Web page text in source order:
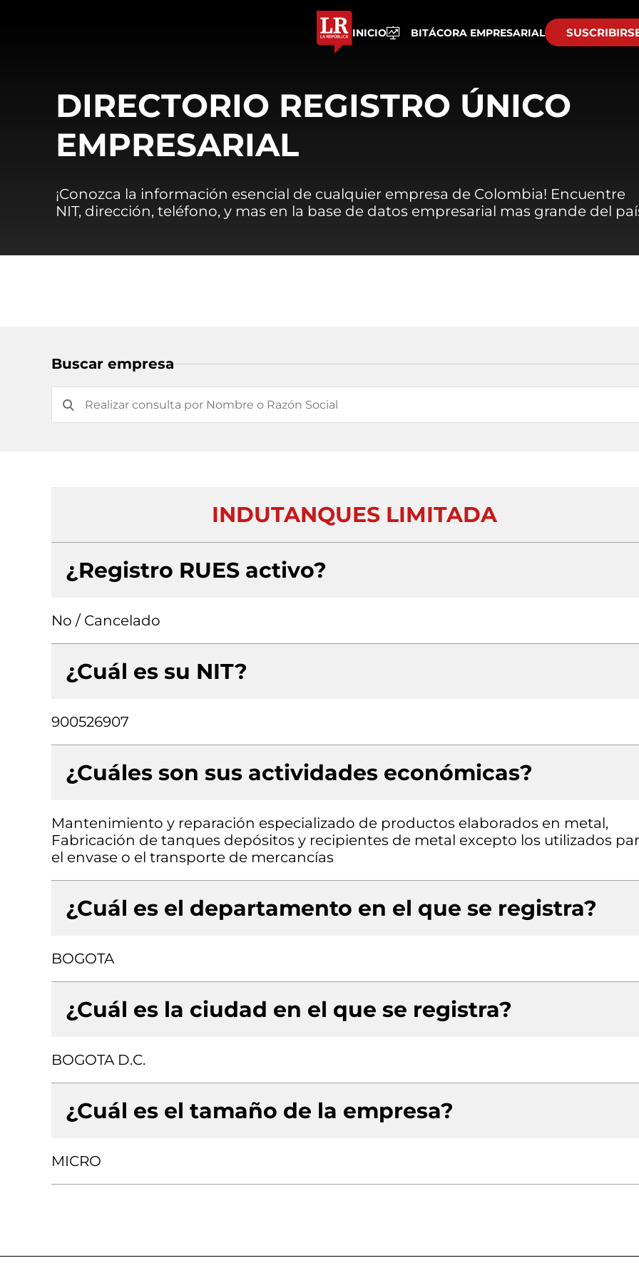
INICIO BITÁCORA EMPRESARIAL
DIRECTORIO REGISTRO ÚNICO
EMPRESARIAL
¡Conozca la información esencial de cualquier empresa de Colombia! Encuentre
NIT, dirección, teléfono, y mas en la base de datos empresarial mas grande del
Buscar empresa
INDUTANQUES LIMITADA
¿Registro RUES activo?
No / Cancelado
¿Cuál es su NIT?
900526907
¿Cuáles son sus actividades económicas?
Mantenimiento y reparación especializado de productos elaborados en metal,
Fabricación de tanques depósitos y recipientes de metal excepto los utilizados
el envase o el transporte de mercancías
¿Cuál es el departamento en el que se registra?
BOGOTA
¿Cuál es la ciudad en el que se registra?
BOGOTA D.C.
¿Cuál es el tamaño de la empresa?
MICRO